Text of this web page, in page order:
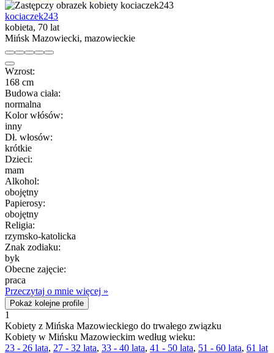
kociaczek243
kobieta, 70 lat
Mińsk Mazowiecki, mazowieckie
Wzrost:
168 cm
Budowa ciała:
normalna
Kolor włósów:
inny
Dł. włosów:
krótkie
Dzieci:
mam
Alkohol:
obojętny
Papierosy:
obojętny
Religia:
rzymsko-katolicka
Znak zodiaku:
byk
Obecne zajęcie:
praca
Przeczytaj o mnie więcej »
Pokaż kolejne profile
1
Kobiety z Mińska Mazowieckiego do trwałego związku
Kobiety w Mińsku Mazowieckim według wieku:
23 - 26 lata, 27 - 32 lata, 33 - 40 lata, 41 - 50 lata, 51 - 60 lata, 61 lat